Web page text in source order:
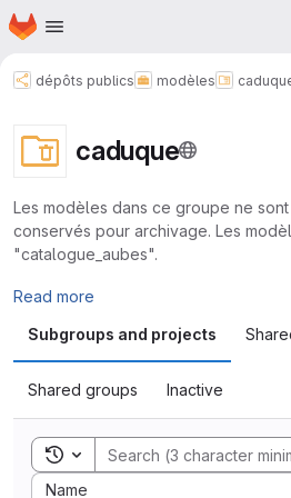
Skip to main content
Homepage
dépôts publics modèles
caduque
Les modèles dans ce groupe ne
conservés pour archivage. Les
"catalogue_aubes".
Read more
Subgroups and projects
Shared groups Inactive
Toggle search history
Name
Sort by: